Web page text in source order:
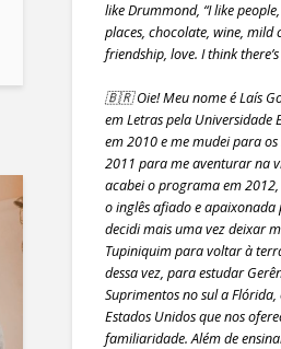
like Drummond, “I like
places, chocolate, wine, mild
friendship, love. I think
🇧🇷 Oie! Meu nome é Laís
em Letras pela Universidade
em 2010 e me mudei para
2011 para me aventurar na
acabei o programa em
o inglês afiado e apaixonada
decidi mais uma vez deixar
Tupiniquim para voltar à
dessa vez, para estudar
Suprimentos no sul a
Estados Unidos que nos
familiaridade. Além de